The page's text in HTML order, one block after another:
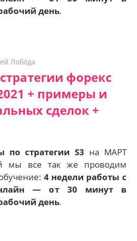
день.
Лобода
форекс
+ примеры и
сделок +
по стратегии S3 на МАРТ
мы все так же проводим
4 недели работы с
— от 30 минут в
день.